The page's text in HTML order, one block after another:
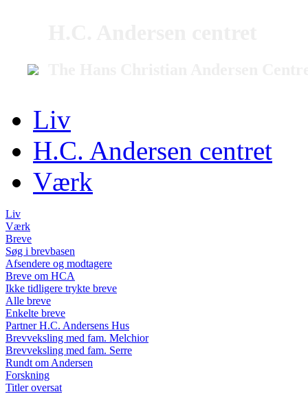
Liv
H.C. Andersen centret
Værk
Liv
Værk
Breve
Søg i brevbasen
Afsendere og modtagere
Breve om HCA
Ikke tidligere trykte breve
Alle breve
Enkelte breve
Partner H.C. Andersens Hus
Brevveksling med fam. Melchior
Brevveksling med fam. Serre
Rundt om Andersen
Forskning
Titler oversat